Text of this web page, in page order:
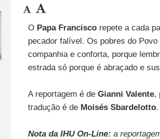
O Papa Franciscorepete a cada
pecador falível. Os pobres do
companhia e conforta, porque
estrada só porque é abraçado e
A reportagem é de Gianni Valente,
tradução é de Moisés Sbardelotto.
Nota da IHU On-Line: a